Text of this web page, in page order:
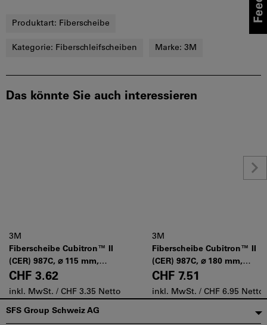
Produktart: Fiberscheibe
Kategorie: Fiberschleifscheiben Marke: 3M
Das könnte Sie auch interessieren
3M
Fiberscheibe Cubitron™ II
(CER) 987C, ⌀ 115 mm,
Körnung: 80
CHF 3.62
inkl. MwSt. / CHF 3.35 Netto
3M
Fiberscheibe Cubitron™ II
(CER) 987C, ⌀ 180 mm,
Körnung: 80
CHF 7.51
inkl. MwSt. / CHF 6.95 Netto
Fußzeile
SFS Group Schweiz AG